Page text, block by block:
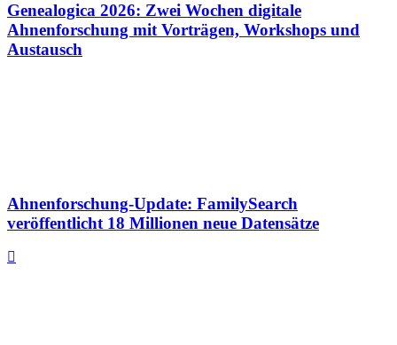
Genealogica 2026: Zwei Wochen digitale
Ahnenforschung mit Vorträgen, Workshops und
Austausch
Ahnenforschung-Update: FamilySearch
veröffentlicht 18 Millionen neue Datensätze